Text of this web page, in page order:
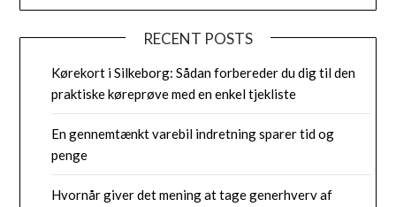
RECENT POSTS
Kørekort i Silkeborg: Sådan forbereder du dig til den
praktiske køreprøve med en enkel tjekliste
En gennemtænkt varebil indretning sparer tid og
penge
Hvornår giver det mening at tage generhverv af